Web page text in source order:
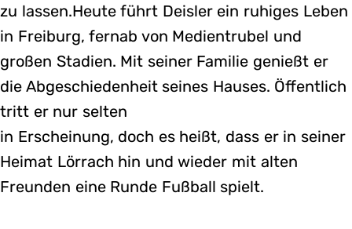
zu lassen.Heute führt Deisler ein ruhiges Leben
in Freiburg, fernab von Medientrubel und
großen Stadien. Mit seiner Familie genießt er
die Abgeschiedenheit seines Hauses. Öffentlich
tritt er nur selten
in Erscheinung, doch es heißt, dass er in seiner
Heimat Lörrach hin und wieder mit alten
Freunden eine Runde Fußball spielt.